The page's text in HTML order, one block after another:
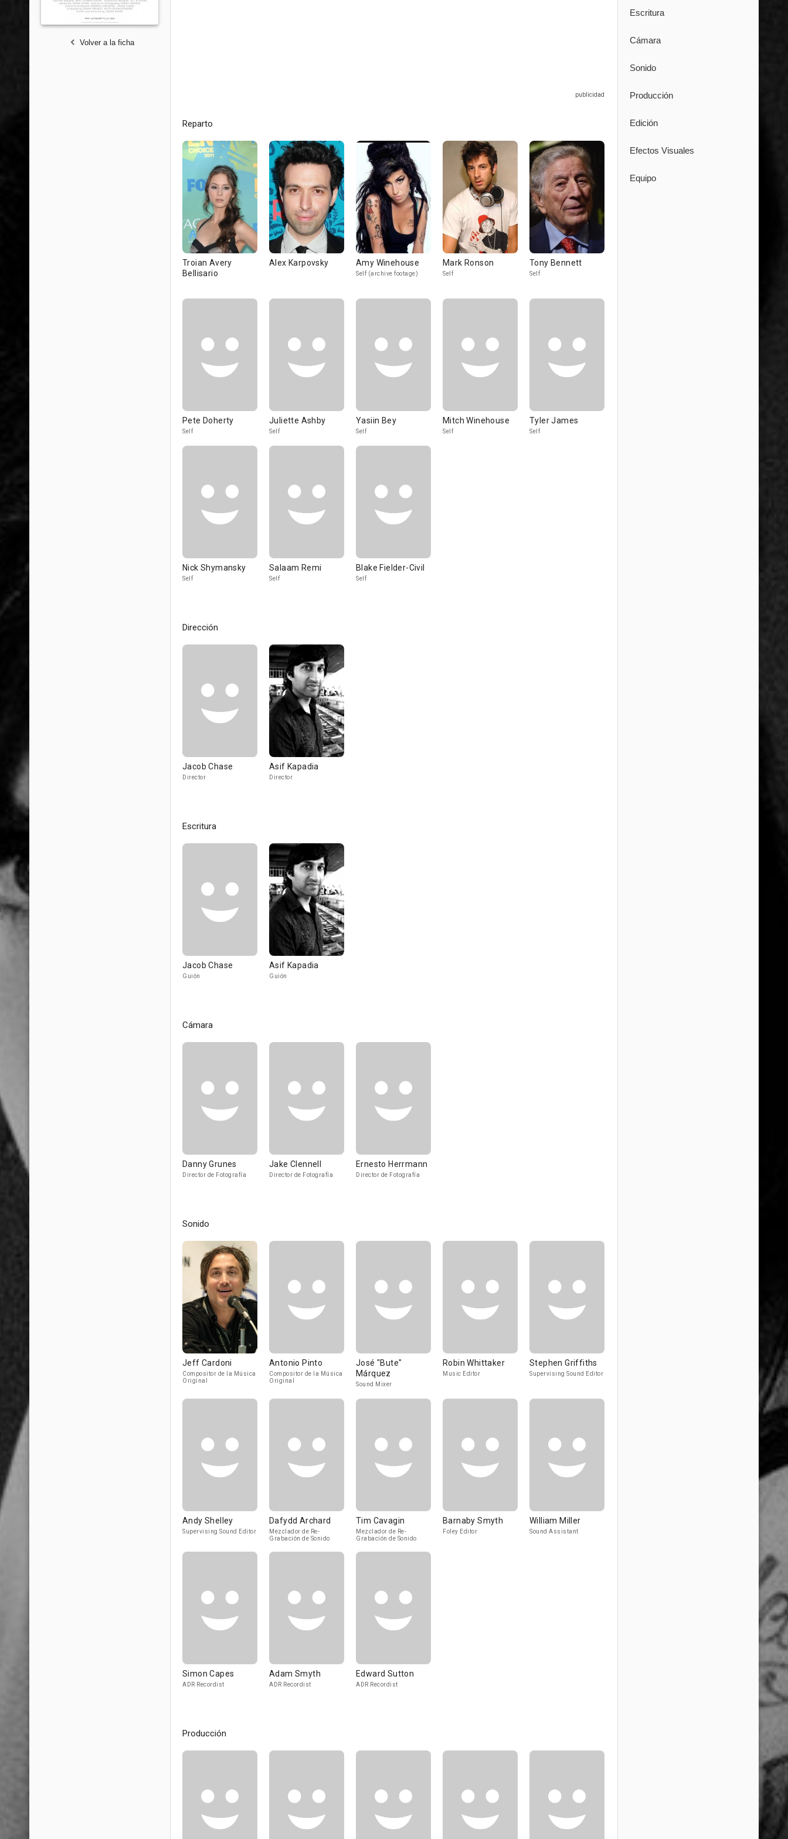
Volver a la ficha
Reparto
Troian Avery
Bellisario
Alex Karpovsky Amy Winehouse
Self (archive footage)
Mark Ronson
Self
Tony Bennett
Self
Pete Doherty
Self
Juliette Ashby
Self
Yasiin Bey
Self
Mitch Winehouse
Self
Tyler James
Self
Nick Shymansky
Self
Salaam Remi
Self
Blake Fielder-Civil
Self
Dirección
Jacob Chase
Director
Asif Kapadia
Director
Escritura
Jacob Chase
Guión
Asif Kapadia
Guión
Cámara
Danny Grunes
Director de Fotografía
Jake Clennell
Director de Fotografía
Ernesto Herrmann
Director de Fotografía
Sonido
Jeff Cardoni
Compositor de la Música
Original
Antonio Pinto
Compositor de la Música
Original
José "Bute"
Márquez
Sound Mixer
Robin Whittaker
Music Editor
Stephen Griffiths
Supervising Sound Editor
Andy Shelley
Supervising Sound Editor
Dafydd Archard
Mezclador de Re-
Grabación de Sonido
Tim Cavagin
Mezclador de Re-
Grabación de Sonido
Barnaby Smyth
Foley Editor
William Miller
Sound Assistant
Simon Capes
ADR Recordist
Adam Smyth
ADR Recordist
Edward Sutton
ADR Recordist
Producción
Escritura
Cámara
Sonido
Producción
Edición
Efectos Visuales
Equipo